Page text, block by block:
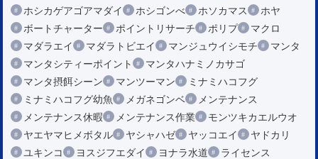
ホシカゲアゴアマダイ
ホシゴンべ ホソカマス
ホヤ
ボートチャーター
ポイントリサーチ ポリプ
マクロ
マダラエイ
マダラトビエイ マンジュウイシモチ
マンタ
マンタシティーポイント
マンタハナミノカサゴ
マンタ摂餌シーン
マンツーマン
ミナミハコフグ
ミナミハコフグ幼魚
メガネゴンベ
メンテナンス
メンテナンス休暇
メンテナンス作業
モンツキカエルウオ
ヤエヤマヒメボタル
ヤシャハゼ ヤッコエイ
ヤドカリ
ユキンコ
ヨスジフエダイ ヨナラ水道
ライセンス